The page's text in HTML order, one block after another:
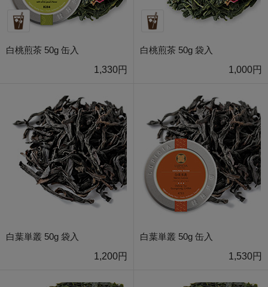
白桃煎茶 50g 缶入
1,330円
白桃煎茶 50g 袋入
1,000円
白葉単叢 50g 袋入
1,200円
白葉単叢 50g 缶入
1,530円